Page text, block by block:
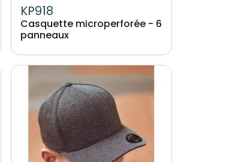
KP918
Casquette microperforée - 6
panneaux
Image